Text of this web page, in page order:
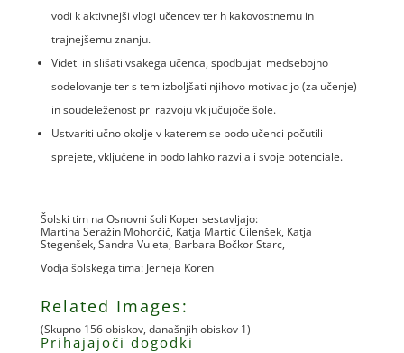
vodi k aktivnejši vlogi učencev ter h kakovostnemu in
trajnejšemu znanju.
Videti in slišati vsakega učenca, spodbujati medsebojno
sodelovanje ter s tem izboljšati njihovo motivacijo (za učenje)
in soudeleženost pri razvoju vključujoče šole.
Ustvariti učno okolje v katerem se bodo učenci počutili
sprejete, vključene in bodo lahko razvijali svoje potenciale.
Šolski tim na Osnovni šoli Koper sestavljajo:
Martina Seražin Mohorčič, Katja Martić Cilenšek, Katja
Stegenšek, Sandra Vuleta, Barbara Bočkor Starc,
Vodja šolskega tima: Jerneja Koren
Related Images:
(Skupno 156 obiskov, današnjih obiskov 1)
Prihajajoči dogodki